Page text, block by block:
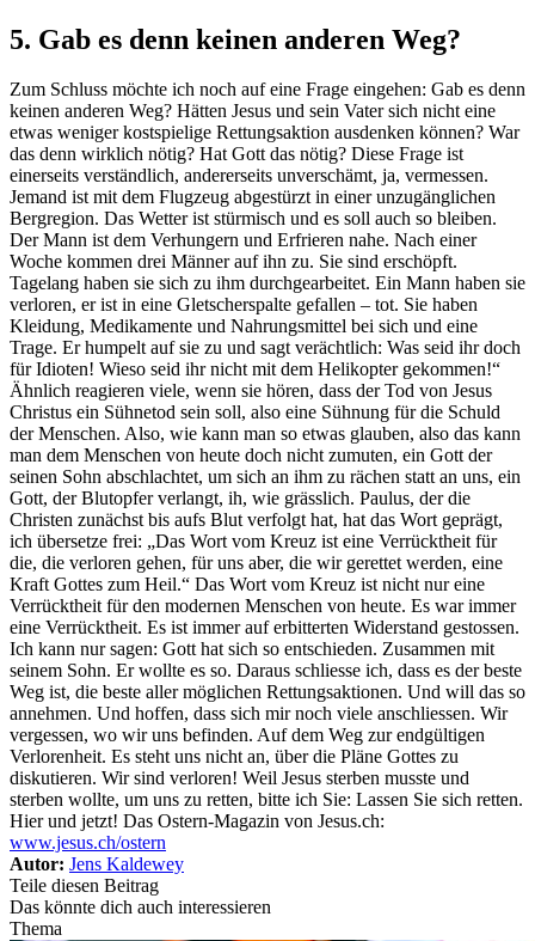
5. Gab es denn keinen anderen Weg?
Zum Schluss möchte ich noch auf eine Frage eingehen: Gab es denn
keinen anderen Weg? Hätten Jesus und sein Vater sich nicht eine
etwas weniger kostspielige Rettungsaktion ausdenken können? War
das denn wirklich nötig? Hat Gott das nötig? Diese Frage ist
einerseits verständlich, andererseits unverschämt, ja, vermessen.
Jemand ist mit dem Flugzeug abgestürzt in einer unzugänglichen
Bergregion. Das Wetter ist stürmisch und es soll auch so bleiben.
Der Mann ist dem Verhungern und Erfrieren nahe. Nach einer
Woche kommen drei Männer auf ihn zu. Sie sind erschöpft.
Tagelang haben sie sich zu ihm durchgearbeitet. Ein Mann haben sie
verloren, er ist in eine Gletscherspalte gefallen – tot. Sie haben
Kleidung, Medikamente und Nahrungsmittel bei sich und eine
Trage. Er humpelt auf sie zu und sagt verächtlich: Was seid ihr doch
für Idioten! Wieso seid ihr nicht mit dem Helikopter gekommen!“
Ähnlich reagieren viele, wenn sie hören, dass der Tod von Jesus
Christus ein Sühnetod sein soll, also eine Sühnung für die Schuld
der Menschen. Also, wie kann man so etwas glauben, also das kann
man dem Menschen von heute doch nicht zumuten, ein Gott der
seinen Sohn abschlachtet, um sich an ihm zu rächen statt an uns, ein
Gott, der Blutopfer verlangt, ih, wie grässlich. Paulus, der die
Christen zunächst bis aufs Blut verfolgt hat, hat das Wort geprägt,
ich übersetze frei: „Das Wort vom Kreuz ist eine Verrücktheit für
die, die verloren gehen, für uns aber, die wir gerettet werden, eine
Kraft Gottes zum Heil.“ Das Wort vom Kreuz ist nicht nur eine
Verrücktheit für den modernen Menschen von heute. Es war immer
eine Verrücktheit. Es ist immer auf erbitterten Widerstand gestossen.
Ich kann nur sagen: Gott hat sich so entschieden. Zusammen mit
seinem Sohn. Er wollte es so. Daraus schliesse ich, dass es der beste
Weg ist, die beste aller möglichen Rettungsaktionen. Und will das so
annehmen. Und hoffen, dass sich mir noch viele anschliessen. Wir
vergessen, wo wir uns befinden. Auf dem Weg zur endgültigen
Verlorenheit. Es steht uns nicht an, über die Pläne Gottes zu
diskutieren. Wir sind verloren! Weil Jesus sterben musste und
sterben wollte, um uns zu retten, bitte ich Sie: Lassen Sie sich retten.
Hier und jetzt! Das Ostern-Magazin von Jesus.ch:
www.jesus.ch/ostern
Autor: Jens Kaldewey
Teile diesen Beitrag
Das könnte dich auch interessieren
Thema